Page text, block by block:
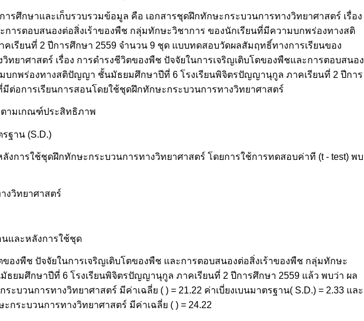
ารศึกษาและเก็บรวบรวมข้อมูล คือ เอกสารชุดฝึกทักษะกระบวนการทางวิทยาศาสตร์ เรื่อง
การตอบสนองต่อสิ่งเร้าของพืช กลุ่มทักษะวิชาการ ของนักเรียนที่มีความบกพร่องทางสติ
รียนที่ 2 ปีการศึกษา 2559 จำนวน 9 ชุด แบบทดสอบวัดผลสัมฤทธิ์ทางการเรียนของ
ยาศาสตร์ เรื่อง การดำรงชีวิตของพืช ปัจจัยในการเจริญเติบโตของพืชและการตอบสนอง
บกพร่องทางสติปัญญา ชั้นมัธยมศึกษาปีที่ 6 โรงเรียนพิจิตรปัญญานุกูล ภาคเรียนที่ 2 ปีการ
ต่อการเรียนการสอนโดยใช้ชุดฝึกทักษะกระบวนการทางวิทยาศาสตร์
ตามเกณฑ์ประสิทธิภาพ
รฐาน (S.D.)
งการใช้ชุดฝึกทักษะกระบวนการทางวิทยาศาสตร์ โดยการใช้การทดสอบค่าที (t - test) พบ
งวิทยาศาสตร์
นและหลังการใช้ชุด
องพืช ปัจจัยในการเจริญเติบโตของพืช และการตอบสนองต่อสิ่งเร้าของพืช กลุ่มทักษะ
ยมศึกษาปีที่ 6 โรงเรียนพิจิตรปัญญานุกูล ภาคเรียนที่ 2 ปีการศึกษา 2559 แล้ว พบว่า ผล
บวนการทางวิทยาศาสตร์ มีค่าเฉลี่ย ( ) = 21.22 ค่าเบี่ยงเบนมาตรฐาน( S.D.) = 2.33 และ
ระบวนการทางวิทยาศาสตร์ มีค่าเฉลี่ย ( ) = 24.22